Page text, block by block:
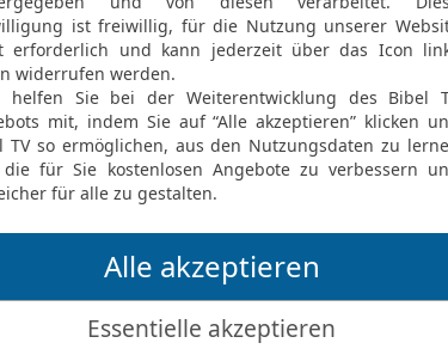
Macht und gab die
seine Gewalt. Seine
schenkte ihm
Das Volk Israel
15 Die Weisheit hat
der Gewalt seiner
16 Sie zog ein in die
grimmigen Tyrannen
17 Sie schenkte den
Leiden und führte sie